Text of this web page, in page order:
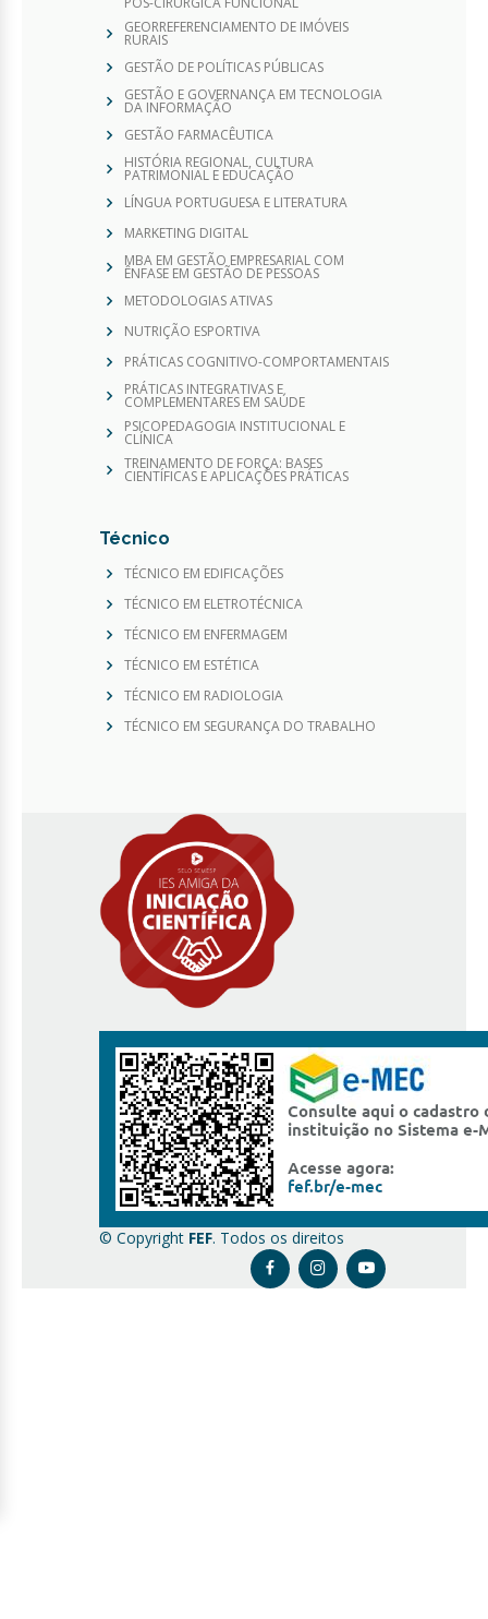
GEORREFERENCIAMENTO DE IMÓVEIS
RURAIS
GESTÃO DE POLÍTICAS PÚBLICAS
GESTÃO E GOVERNANÇA EM TECNOLOGIA
DA INFORMAÇÃO
GESTÃO FARMACÊUTICA
HISTÓRIA REGIONAL, CULTURA
PATRIMONIAL E EDUCAÇÃO
LÍNGUA PORTUGUESA E LITERATURA
MARKETING DIGITAL
MBA EM GESTÃO EMPRESARIAL COM
ÊNFASE EM GESTÃO DE PESSOAS
METODOLOGIAS ATIVAS
NUTRIÇÃO ESPORTIVA
PRÁTICAS COGNITIVO-COMPORTAMENTAIS
PRÁTICAS INTEGRATIVAS E
COMPLEMENTARES EM SAÚDE
PSICOPEDAGOGIA INSTITUCIONAL E
CLÍNICA
TREINAMENTO DE FORÇA: BASES
CIENTÍFICAS E APLICAÇÕES PRÁTICAS
Técnico
TÉCNICO EM EDIFICAÇÕES
TÉCNICO EM ELETROTÉCNICA
TÉCNICO EM ENFERMAGEM
TÉCNICO EM ESTÉTICA
TÉCNICO EM RADIOLOGIA
TÉCNICO EM SEGURANÇA DO TRABALHO
© Copyright FEF. Todos os direitos